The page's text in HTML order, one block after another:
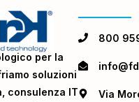
per la
soluzioni
consulenza IT
800
Via